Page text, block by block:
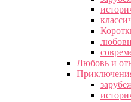
Любовь и